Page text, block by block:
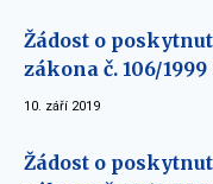
Žádost o
zákona č. 106/1999
10. září 2019
Žádost o